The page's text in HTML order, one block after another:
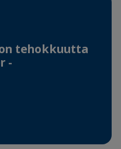
tehokkuutta
-